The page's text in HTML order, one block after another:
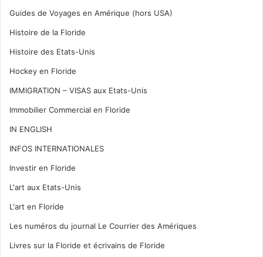
Guides de Voyages en Amérique (hors USA)
Histoire de la Floride
Histoire des Etats-Unis
Hockey en Floride
IMMIGRATION – VISAS aux Etats-Unis
Immobilier Commercial en Floride
IN ENGLISH
INFOS INTERNATIONALES
Investir en Floride
L'art aux Etats-Unis
L'art en Floride
Les numéros du journal Le Courrier des Amériques
Livres sur la Floride et écrivains de Floride